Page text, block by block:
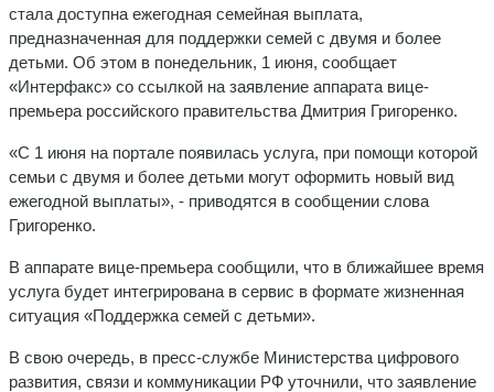
стала доступна ежегодная семейная выплата,
предназначенная для поддержки семей с двумя и более
детьми. Об этом в понедельник, 1 июня, сообщает
«Интерфакс» со ссылкой на заявление аппарата вице-
премьера российского правительства Дмитрия Григоренко.
«С 1 июня на портале появилась услуга, при помощи которой
семьи с двумя и более детьми могут оформить новый вид
ежегодной выплаты», - приводятся в сообщении слова
Григоренко.
В аппарате вице-премьера сообщили, что в ближайшее время
услуга будет интегрирована в сервис в формате жизненная
ситуация «Поддержка семей с детьми».
В свою очередь, в пресс-службе Министерства цифрового
развития, связи и коммуникации РФ уточнили, что заявление